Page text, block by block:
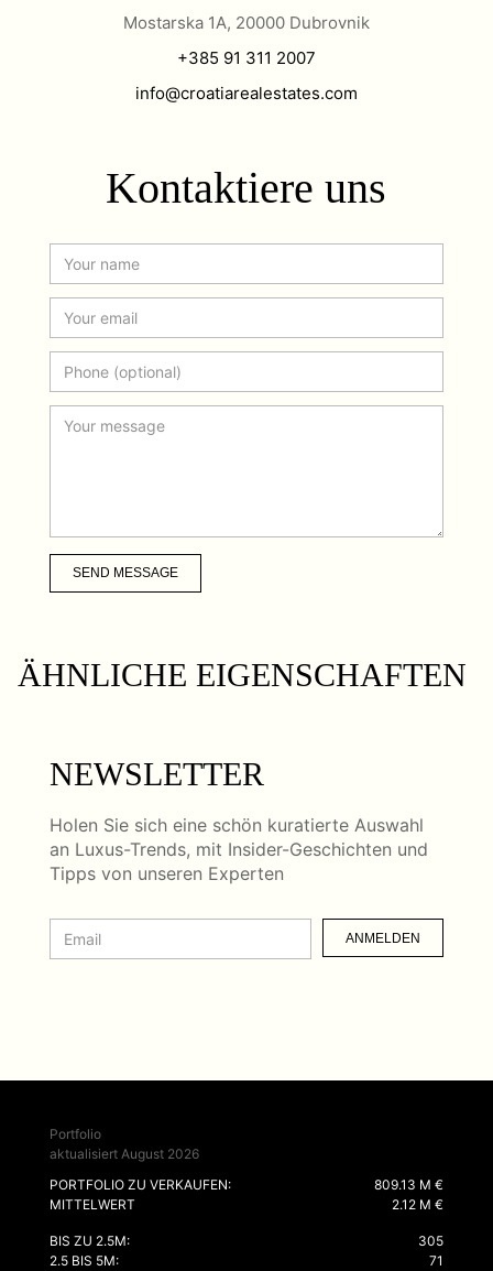
Mostarska 1A, 20000 Dubrovnik
+385 91 311 2007
info@croatiarealestates.com
Kontaktiere uns
SEND MESSAGE
ÄHNLICHE EIGENSCHAFTEN
NEWSLETTER
Holen Sie sich eine schön kuratierte Auswahl
an Luxus-Trends, mit Insider-Geschichten und
Tipps von unseren Experten
ANMELDEN
Portfolio
aktualisiert August 2026
PORTFOLIO ZU VERKAUFEN:
809.13 M €
MITTELWERT
2.12 M €
BIS ZU 2.5M:
305
2.5 BIS 5M:
71